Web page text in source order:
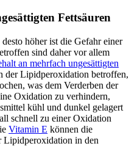
Fettsäuren
höher ist die Gefahr einer
sind daher vor allem
an mehrfach ungesättigten
der Lipidperoxidation betroffen,
was dem Verderben der
Oxidation zu verhindern,
kühl und dunkel gelagert
schnell zu einer Oxidation
Vitamin E können die
Lipidperoxidation in den